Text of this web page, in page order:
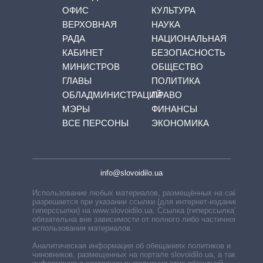
ОФИС
ВЕРХОВНАЯ
РАДА
КАБИНЕТ
МИНИСТРОВ
ГЛАВЫ
ОБЛАДМИНИСТРАЦИЙ
МЭРЫ
ВСЕ ПЕРСОНЫ
КУЛЬТУРА
НАУКА
НАЦИОНАЛЬНАЯ
БЕЗОПАСНОСТЬ
ОБЩЕСТВО
ПОЛИТИКА
ПРАВО
ФИНАНСЫ
ЭКОНОМИКА
info@slovoidilo.ua
Использование любых материалов, размещённых на сайте,
разрешается при указании ссылки (для интернет-изданий —
гиперссылки) на www.slovoidilo.ua. Ссылка (гиперссылка)
обязательна вне зависимости от полного либо частичного
использования материалов.
Аналитическая информация об обещаниях политиков и
чиновников, размещенных на портале slovoidilo.ua, а также